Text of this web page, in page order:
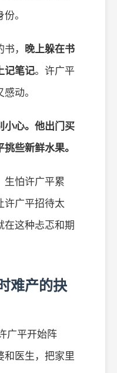
。
， 晚上躲在书
记笔记。许广平
动。
小心。他出门买
些新鲜水果。
生怕许广平累
许广平招待太
在这种忐忑和期
难产的抉
广平开始阵
和医生，把家里